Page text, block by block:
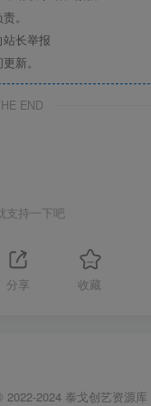
。
长举报
新。
END
支持一下吧
分享 收藏
2022-2024 泰戈创艺资源库